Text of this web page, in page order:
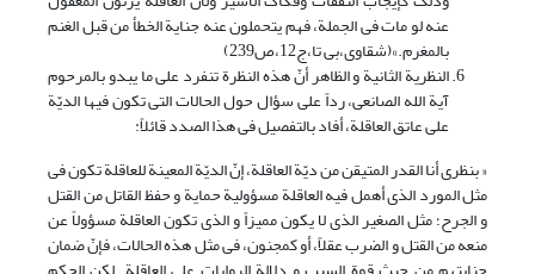
عنه لو مات فی الجملة، فهم یتحملون عنه جنایة الخطأ من قبل الغنم
بالمغرم.»(شقاوی،بی تا،ج12،ص239)
النظریة الثانیة و الظاهر أنّ هذه النظرة تنفرد على ما یبدو بالمرحوم
آیة الله الصانعی، رداً على سؤال حول الحالات التی تکون فیها الدیّة
على عاتق العاقلة، أفاد بالتفصیل فی هذا الصدد قائلاً:
« بنظری أنا القدر المتیقن من دیّة العاقلة، إنّ الدیّة المعینة للعاقلة تکون فی
مثل المورد الذی أهمل فیه العاقلة مسؤولیة حمایة و حفظ القاتل من القتل
و الجرح؛ مثل الصغیر الذی لا یکون ممیزاً و الذی تکون العاقلة مسؤولاً عن
منعه من القتل و الضرب عقلاً، أو کمجنون، فی مثل هذه الحالات، فإنّ ضمان